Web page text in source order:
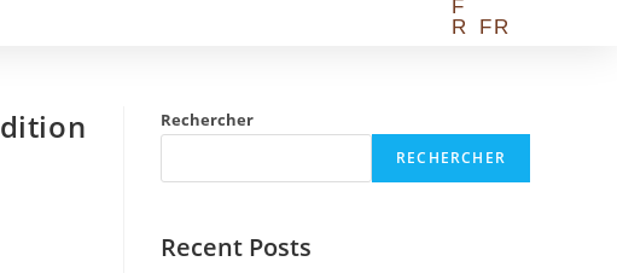
FR
Rechercher
RECHERCHER
Recent Posts